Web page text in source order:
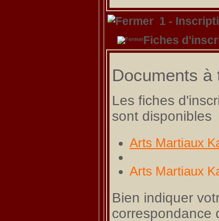
1 -
Fiches
Documents
Les fiches
sont disponibles
Arts Martiaux
Arts Martiaux
Bien indiquer
correspondance